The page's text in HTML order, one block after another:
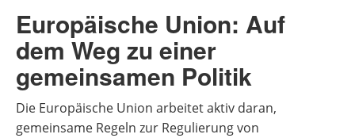
Europäische Union: Auf
dem Weg zu einer
gemeinsamen Politik
Die Europäische Union arbeitet aktiv daran,
gemeinsame Regeln zur Regulierung von